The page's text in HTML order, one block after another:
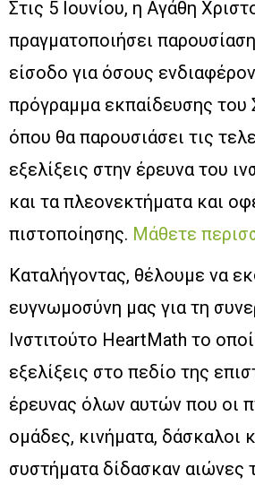
Στις 5 Ιουνίου, η Αγάθη
πραγματοποιήσει
είσοδο για όσους
πρόγραμμα εκπαίδευσης του
όπου θα παρουσιάσει τις
εξελίξεις στην έρευνα του
και τα πλεονεκτήματα και
πιστοποίησης. Μάθετε
Καταλήγοντας, θέλουμε να
ευγνωμοσύνη μας για τη
Ινστιτούτο HeartMath το
εξελίξεις στο πεδίο της
έρευνας όλων αυτών που οι
ομάδες, κινήματα, δάσκαλοι
συστήματα δίδασκαν αιώνες